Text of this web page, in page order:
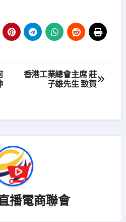
香港工業總會主席 莊
子雄先生 致賀
播電商聯會